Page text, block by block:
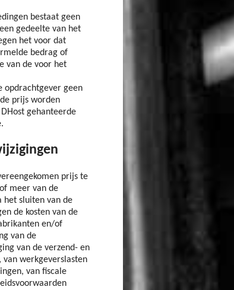
bestaat geen
gedeelte van het
het voor dat
bedrag of
van de voor het
opdrachtgever geen
prijs worden
gehanteerde
prijs te
meer van de
het sluiten van de
de kosten van de
en/of
van de
van de verzend- en
van werkgeverslasten
van fiscale